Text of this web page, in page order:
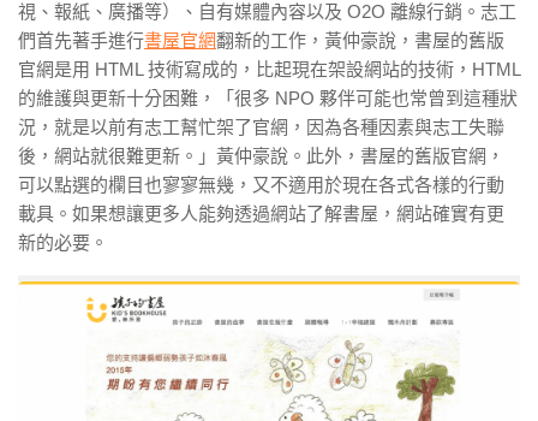
視、報紙、廣播等）、自有媒體內容以及 O2O 離線行銷。志工
們首先著手進行書屋官網翻新的工作，黃仲豪說，書屋的舊版
官網是用 HTML 技術寫成的，比起現在架設網站的技術，HTML
的維護與更新十分困難，「很多 NPO 夥伴可能也常曾到這種狀
況，就是以前有志工幫忙架了官網，因為各種因素與志工失聯
後，網站就很難更新。」黃仲豪說。此外，書屋的舊版官網，
可以點選的欄目也寥寥無幾，又不適用於現在各式各樣的行動
載具。如果想讓更多人能夠透過網站了解書屋，網站確實有更
新的必要。